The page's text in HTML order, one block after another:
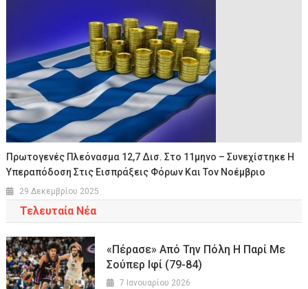
Πρωτογενές Πλεόνασμα 12,7 Δισ. Στο 11μηνο – Συνεχίστηκε Η
Υπεραπόδοση Στις Εισπράξεις Φόρων Και Τον Νοέμβριο
29 Δεκεμβρίου 2025
Τελευταία Νέα
«Πέρασε» Από Την Πόλη Η Παρί Με
Σούπερ Ιφί (79-84)
7 Ιανουαρίου 2026